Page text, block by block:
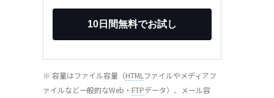
※ 容量はファイル容量（HTML ファイルやメディアフ
ァイルなど一般的なWeb・ FTPデータ）、メール容